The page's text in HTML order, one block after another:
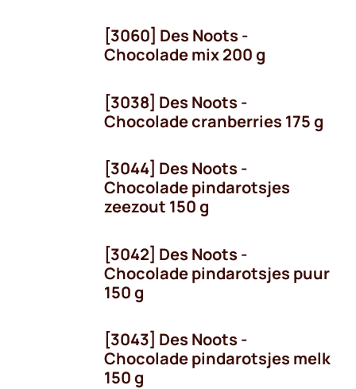
[3060] Des Noots -
Chocolade mix 200 g
[3038] Des Noots -
Chocolade cranberries 175 g
[3044] Des Noots -
Chocolade pindarotsjes
zeezout 150 g
[3042] Des Noots -
Chocolade pindarotsjes puur
150 g
[3043] Des Noots -
Chocolade pindarotsjes melk
150 g